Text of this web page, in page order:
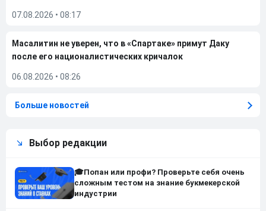
07.08.2026 • 08:17
Масалитин не уверен, что в «Спартаке» примут Даку
после его националистических кричалок
06.08.2026 • 08:26
Больше новостей
Выбор редакции
🎓Попан или профи? Проверьте себя очень
сложным тестом на знание букмекерской
индустрии